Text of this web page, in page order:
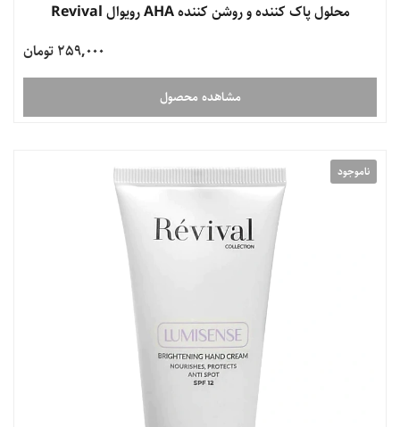
محلول پاک کننده و روشن کننده AHA رویوال Revival
259,000 تومان
مشاهده محصول
ناموجود